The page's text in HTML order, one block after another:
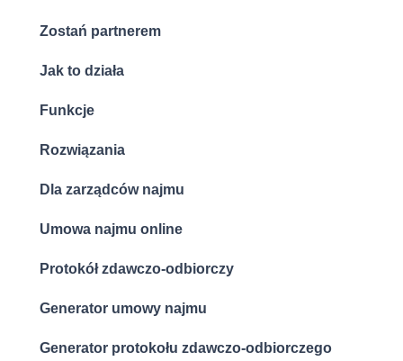
Zostań partnerem
Jak to działa
Funkcje
Rozwiązania
Dla zarządców najmu
Umowa najmu online
Protokół zdawczo-odbiorczy
Generator umowy najmu
Generator protokołu zdawczo-odbiorczego